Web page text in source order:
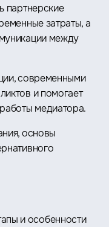
партнерские
затраты, а
между
современными
и помогает
медиатора.
основы
и особенности